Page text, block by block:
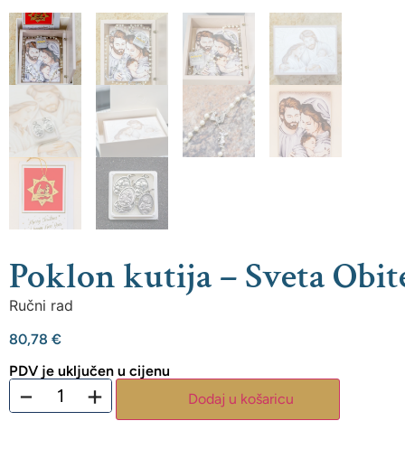
Poklon kutija – Sveta
Ručni rad
80,78 €
PDV je uključen u cijenu
− + Dodaj u košaricu